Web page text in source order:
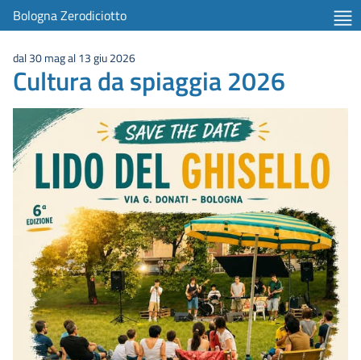
Bologna Zerodiciotto
dal 30 mag al 13 giu 2026
Cultura da spiaggia 2026